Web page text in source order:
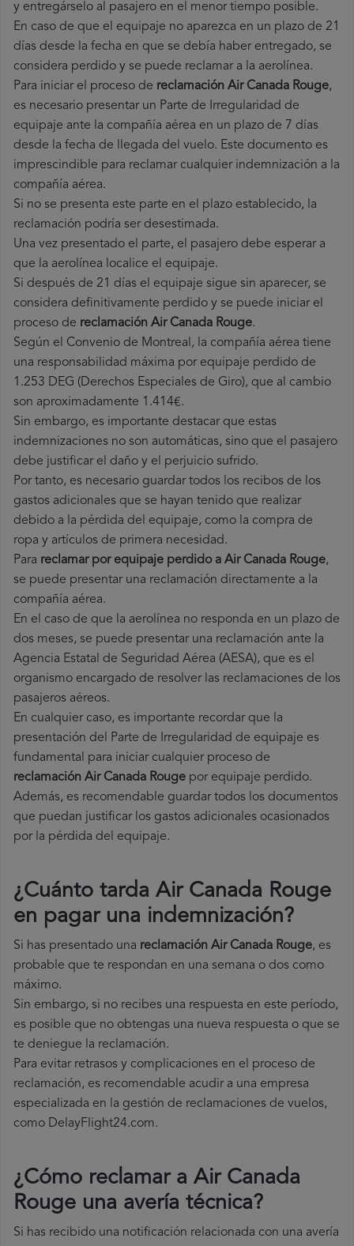
y entregárselo al pasajero en el menor tiempo posible.
En caso de que el equipaje no aparezca en un plazo de 21
días desde la fecha en que se debía haber entregado, se
considera perdido y se puede reclamar a la aerolínea.
Para iniciar el proceso de reclamación Air Canada Rouge,
es necesario presentar un Parte de Irregularidad de
equipaje ante la compañía aérea en un plazo de 7 días
desde la fecha de llegada del vuelo. Este documento es
imprescindible para reclamar cualquier indemnización a la
compañía aérea.
Si no se presenta este parte en el plazo establecido, la
reclamación podría ser desestimada.
Una vez presentado el parte, el pasajero debe esperar a
que la aerolínea localice el equipaje.
Si después de 21 días el equipaje sigue sin aparecer, se
considera definitivamente perdido y se puede iniciar el
proceso de reclamación Air Canada Rouge.
Según el Convenio de Montreal, la compañía aérea tiene
una responsabilidad máxima por equipaje perdido de
1.253 DEG (Derechos Especiales de Giro), que al cambio
son aproximadamente 1.414€.
Sin embargo, es importante destacar que estas
indemnizaciones no son automáticas, sino que el pasajero
debe justificar el daño y el perjuicio sufrido.
Por tanto, es necesario guardar todos los recibos de los
gastos adicionales que se hayan tenido que realizar
debido a la pérdida del equipaje, como la compra de
ropa y artículos de primera necesidad.
Para reclamar por equipaje perdido a Air Canada Rouge,
se puede presentar una reclamación directamente a la
compañía aérea.
En el caso de que la aerolínea no responda en un plazo de
dos meses, se puede presentar una reclamación ante la
Agencia Estatal de Seguridad Aérea (AESA), que es el
organismo encargado de resolver las reclamaciones de los
pasajeros aéreos.
En cualquier caso, es importante recordar que la
presentación del Parte de Irregularidad de equipaje es
fundamental para iniciar cualquier proceso de
reclamación Air Canada Rouge por equipaje perdido.
Además, es recomendable guardar todos los documentos
que puedan justificar los gastos adicionales ocasionados
por la pérdida del equipaje.
¿Cuánto tarda Air Canada Rouge
en pagar una indemnización?
Si has presentado una reclamación Air Canada Rouge, es
probable que te respondan en una semana o dos como
máximo.
Sin embargo, si no recibes una respuesta en este período,
es posible que no obtengas una nueva respuesta o que se
te deniegue la reclamación.
Para evitar retrasos y complicaciones en el proceso de
reclamación, es recomendable acudir a una empresa
especializada en la gestión de reclamaciones de vuelos,
como DelayFlight24.com.
¿Cómo reclamar a Air Canada
Rouge una avería técnica?
Si has recibido una notificación relacionada con una avería